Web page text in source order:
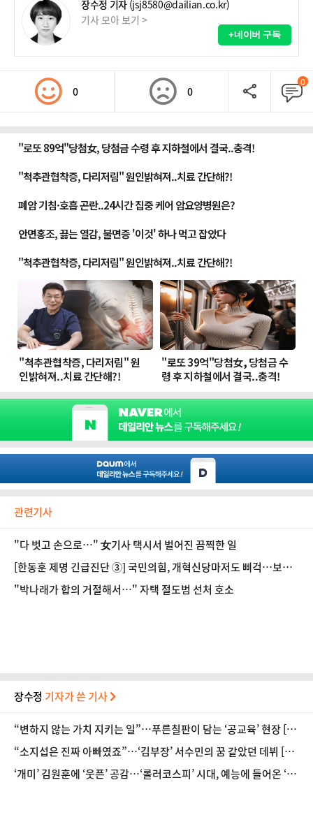
장수정 기자 (jsj8580@dailian.co.kr)
기사 모아 보기 >
+네이버 구독
0 0
0
관련기사
"다 벗고 손으로…" 女기사 택시서 벌어진 끔찍한 일
[한동훈 제명 긴급진단 ③] 국민의힘, 개혁신당마저도 삐걱…보수
연대 어쩌나
"박나래가 합의 거절해서…" 자택 절도범 선처 호소
장수정 기자가 쓴 기사
“변하지 않는 가치 지키는 일”…푸른칠판이 담는 ‘공교육’ 현장 [출
판사 인사이드㊵]
“소지섭은 진짜 아빠였죠”…‘김부장’ 서수민의 꿈 같았던 데뷔 [인
터뷰]
‘개미’ 김원훈에 ‘웃픈’ 공감…‘롤러코스피’ 시대, 예능에 들어온 ‘주